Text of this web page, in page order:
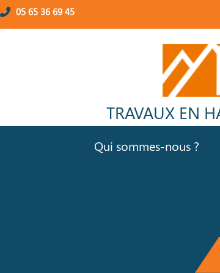
05 65 36 69 45
TRAVAUX EN
Qui sommes-nous ?
Risque